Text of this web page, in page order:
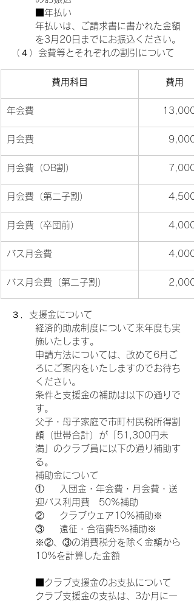
■年払い
年払いは、ご請求書に書かれた金額
を3月20日までにお振込ください。
（４）会費等とそれぞれの割引について
費用科目 費用
年会費 13,000
月会費 9,000
月会費（OB割） 7,000
月会費（第二子割） 4,500
月会費（卒団前） 4,000
バス月会費 4,000
バス月会費（第二子割） 2,000
３．支援金について
経済的助成制度について来年度も実
施いたします。
申請方法については、改めて6月ご
ろにご案内をいたしますのでお待ち
ください。
条件と支援金の補助は以下の通りで
す。
父子・母子家庭で市町村民税所得割
額（世帯合計）が「51,300円未
満」のクラブ員に以下の通り補助す
る。
補助金について
①	入団金・年会費・月会費・送
迎バス利用費　50%補助
②	クラブウェア10%補助※
③	遠征・合宿費5%補助※
※②、③の消費税分を除く金額から
10%を計算した金額
■クラブ支援金のお支払について
クラブ支援金の支払は、3か月に一